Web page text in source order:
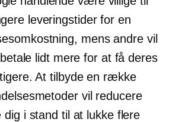
leveringstider for en
mens andre vil
lidt mere for at få deres
At tilbyde en række
vil reducere
dig i stand til at lukke flere